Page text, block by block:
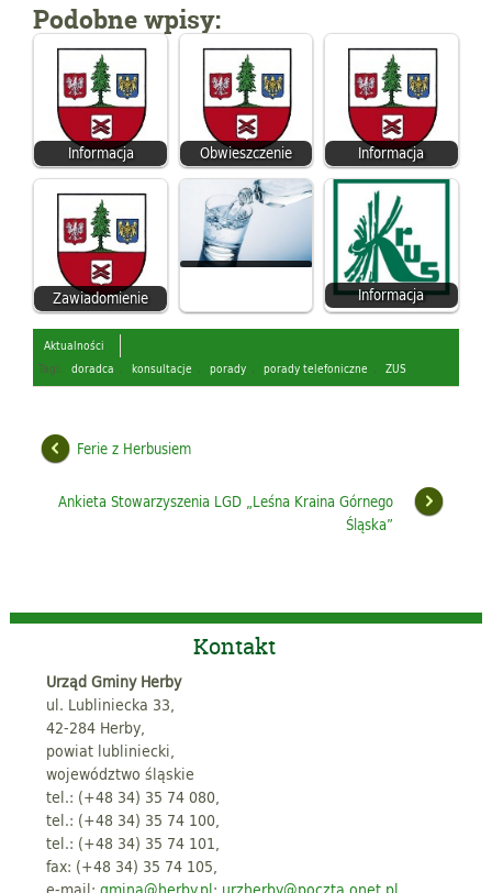
Podobne wpisy:
Informacja Obwieszczenie Informacja
Zawiadomienie Informacja
Aktualności
Tagi:
doradca , konsultacje , porady , porady telefoniczne , ZUS
Ferie z Herbusiem
Ankieta Stowarzyszenia LGD „Leśna Kraina Górnego
Śląska”
Kontakt
Urząd Gminy Herby
ul. Lubliniecka 33,
42-284 Herby,
powiat lubliniecki,
województwo śląskie
tel.: (+48 34) 35 74 080,
tel.: (+48 34) 35 74 100,
tel.: (+48 34) 35 74 101,
fax: (+48 34) 35 74 105,